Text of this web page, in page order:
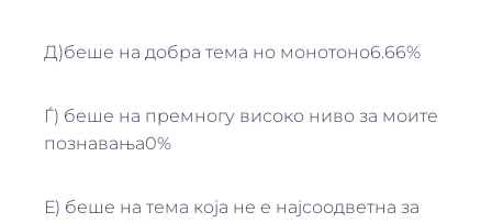
Д)беше на добра тема но монотоно6.66%
Ѓ) беше на премногу високо ниво за моите
познавања0%
Е) беше на тема која не е најсоодветна за